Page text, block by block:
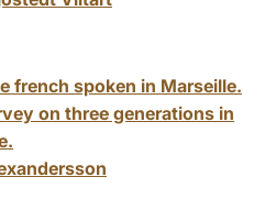
french spoken in Marseille.
on three generations in